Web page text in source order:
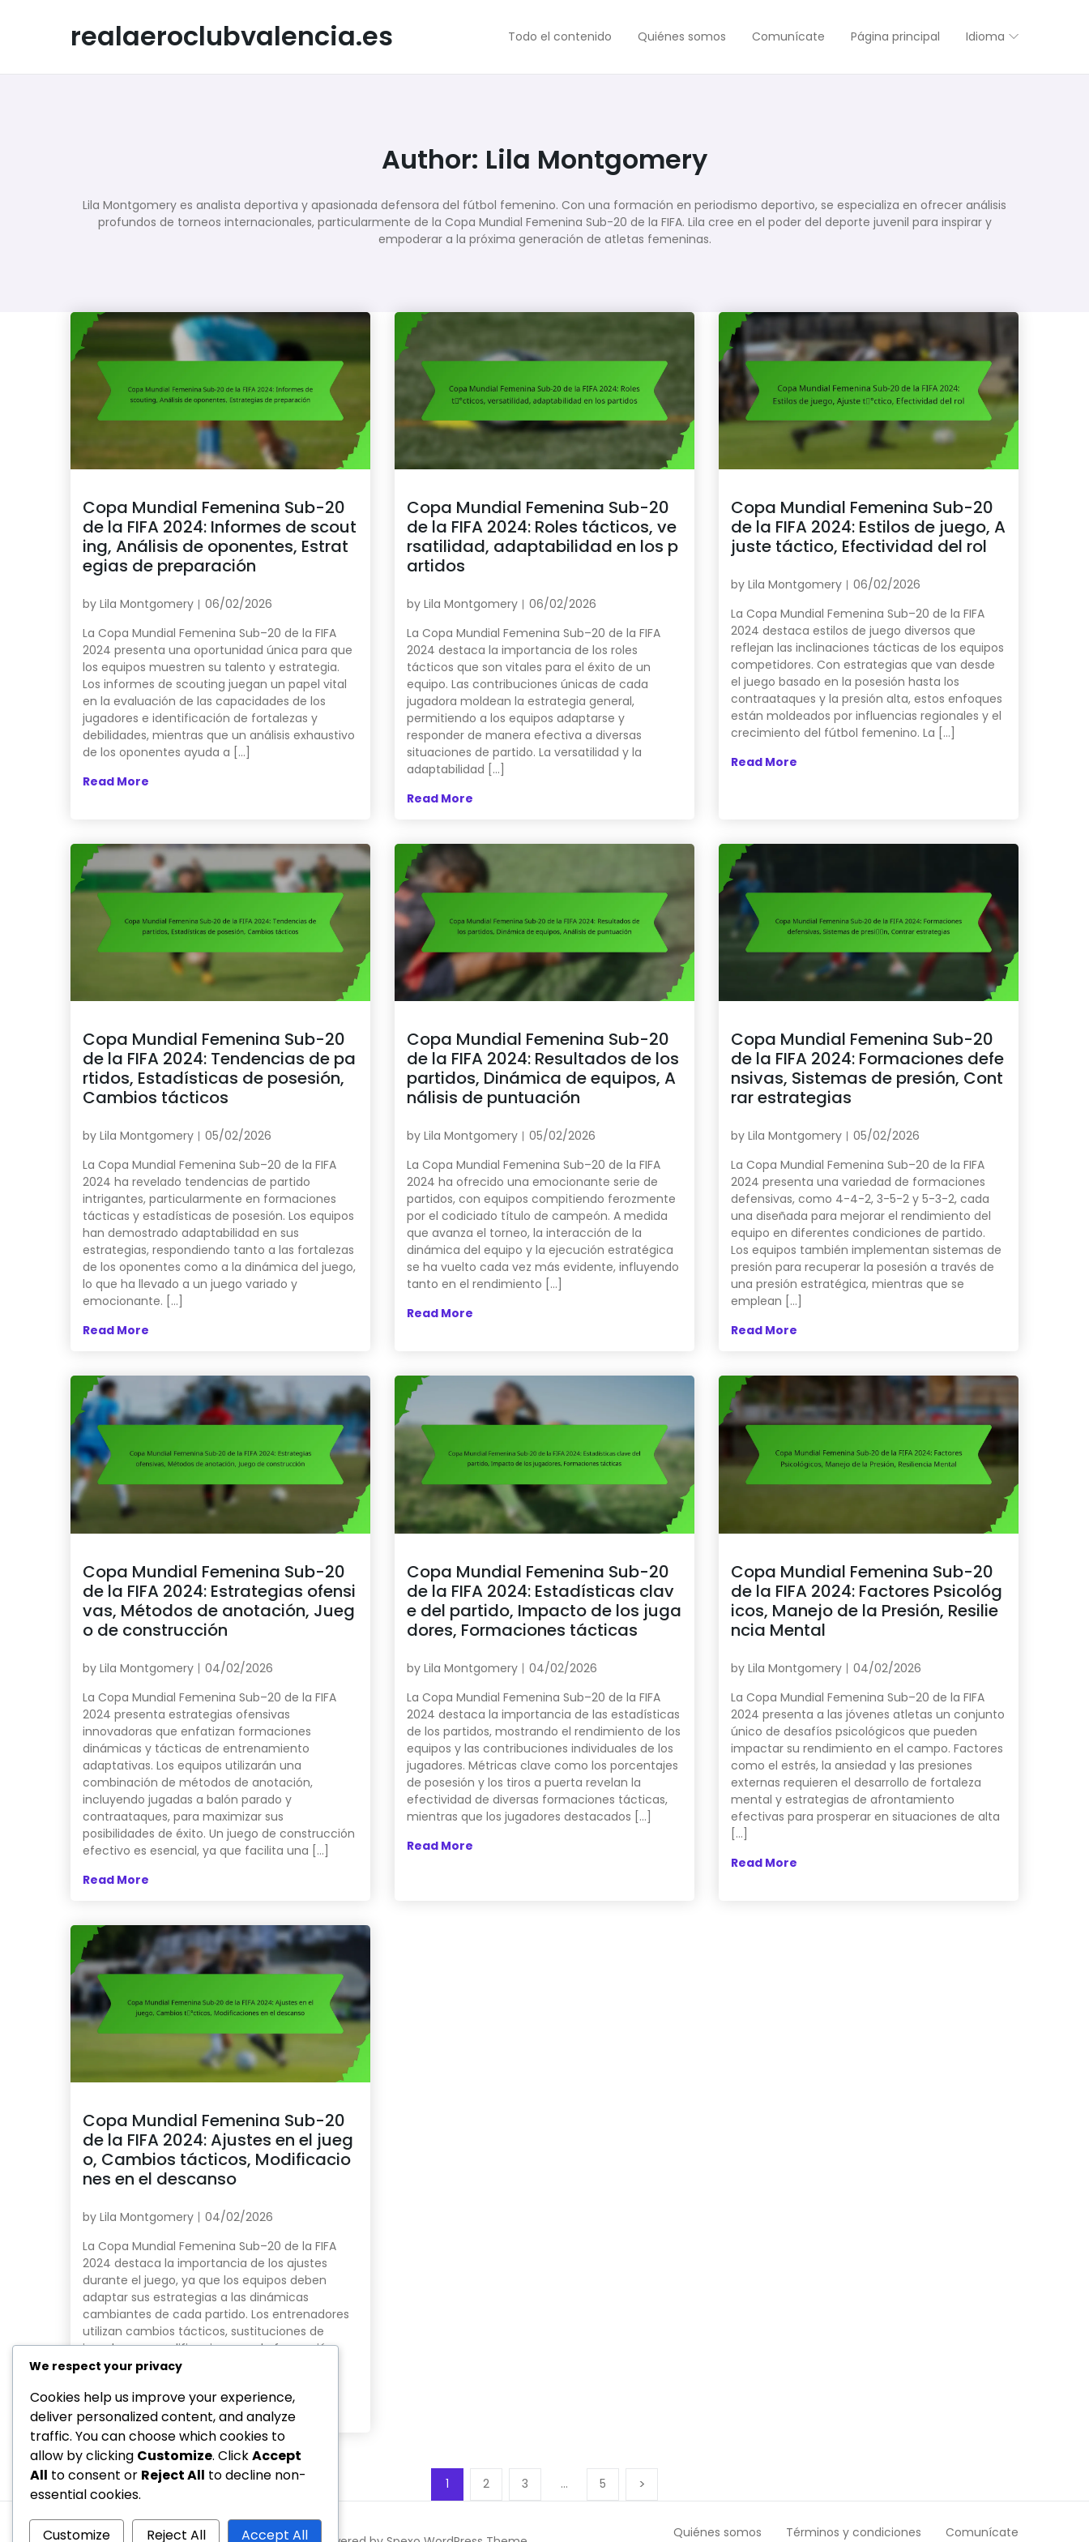
realaeroclubvalencia.es Todo el contenido Quiénes somos Comunícate Página principal Idioma
Author: Lila Montgomery
Lila Montgomery es analista deportiva y apasionada defensora del fútbol femenino. Con una formación en periodismo deportivo, se especializa en ofrecer análisis
profundos de torneos internacionales, particularmente de la Copa Mundial Femenina Sub-20 de la FIFA. Lila cree en el poder del deporte juvenil para inspirar y
empoderar a la próxima generación de atletas femeninas.
Copa Mundial Femenina Sub-20
de la FIFA 2024: Informes de scout
ing, Análisis de oponentes, Estrat
egias de preparación
by Lila Montgomery
06/02/2026
La Copa Mundial Femenina Sub–20 de la FIFA
2024 presenta una oportunidad única para que
los equipos muestren su talento y estrategia.
Los informes de scouting juegan un papel vital
en la evaluación de las capacidades de los
jugadores e identificación de fortalezas y
debilidades, mientras que un análisis exhaustivo
de los oponentes ayuda a […]
Read More
Copa Mundial Femenina Sub-20
de la FIFA 2024: Roles tácticos, ve
rsatilidad, adaptabilidad en los p
artidos
by Lila Montgomery
06/02/2026
La Copa Mundial Femenina Sub–20 de la FIFA
2024 destaca la importancia de los roles
tácticos que son vitales para el éxito de un
equipo. Las contribuciones únicas de cada
jugadora moldean la estrategia general,
permitiendo a los equipos adaptarse y
responder de manera efectiva a diversas
situaciones de partido. La versatilidad y la
adaptabilidad […]
Read More
Copa Mundial Femenina Sub-20
de la FIFA 2024: Estilos de juego, A
juste táctico, Efectividad del rol
by Lila Montgomery
06/02/2026
La Copa Mundial Femenina Sub–20 de la FIFA
2024 destaca estilos de juego diversos que
reflejan las inclinaciones tácticas de los equipos
competidores. Con estrategias que van desde
el juego basado en la posesión hasta los
contraataques y la presión alta, estos enfoques
están moldeados por influencias regionales y el
crecimiento del fútbol femenino. La […]
Read More
Copa Mundial Femenina Sub-20
de la FIFA 2024: Tendencias de pa
rtidos, Estadísticas de posesión,
Cambios tácticos
by Lila Montgomery
05/02/2026
La Copa Mundial Femenina Sub–20 de la FIFA
2024 ha revelado tendencias de partido
intrigantes, particularmente en formaciones
tácticas y estadísticas de posesión. Los equipos
han demostrado adaptabilidad en sus
estrategias, respondiendo tanto a las fortalezas
de los oponentes como a la dinámica del juego,
lo que ha llevado a un juego variado y
emocionante. […]
Read More
Copa Mundial Femenina Sub-20
de la FIFA 2024: Resultados de los
partidos, Dinámica de equipos, A
nálisis de puntuación
by Lila Montgomery
05/02/2026
La Copa Mundial Femenina Sub–20 de la FIFA
2024 ha ofrecido una emocionante serie de
partidos, con equipos compitiendo ferozmente
por el codiciado título de campeón. A medida
que avanza el torneo, la interacción de la
dinámica del equipo y la ejecución estratégica
se ha vuelto cada vez más evidente, influyendo
tanto en el rendimiento […]
Read More
Copa Mundial Femenina Sub-20
de la FIFA 2024: Formaciones defe
nsivas, Sistemas de presión, Cont
rar estrategias
by Lila Montgomery
05/02/2026
La Copa Mundial Femenina Sub–20 de la FIFA
2024 presenta una variedad de formaciones
defensivas, como 4-4-2, 3-5-2 y 5-3-2, cada
una diseñada para mejorar el rendimiento del
equipo en diferentes condiciones de partido.
Los equipos también implementan sistemas de
presión para recuperar la posesión a través de
una presión estratégica, mientras que se
emplean […]
Read More
Copa Mundial Femenina Sub-20
de la FIFA 2024: Estrategias ofensi
vas, Métodos de anotación, Jueg
o de construcción
by Lila Montgomery
04/02/2026
La Copa Mundial Femenina Sub–20 de la FIFA
2024 presenta estrategias ofensivas
innovadoras que enfatizan formaciones
dinámicas y tácticas de entrenamiento
adaptativas. Los equipos utilizarán una
combinación de métodos de anotación,
incluyendo jugadas a balón parado y
contraataques, para maximizar sus
posibilidades de éxito. Un juego de construcción
efectivo es esencial, ya que facilita una […]
Read More
Copa Mundial Femenina Sub-20
de la FIFA 2024: Estadísticas clav
e del partido, Impacto de los juga
dores, Formaciones tácticas
by Lila Montgomery
04/02/2026
La Copa Mundial Femenina Sub–20 de la FIFA
2024 destaca la importancia de las estadísticas
de los partidos, mostrando el rendimiento de los
equipos y las contribuciones individuales de los
jugadores. Métricas clave como los porcentajes
de posesión y los tiros a puerta revelan la
efectividad de diversas formaciones tácticas,
mientras que los jugadores destacados […]
Read More
Copa Mundial Femenina Sub-20
de la FIFA 2024: Factores Psicológ
icos, Manejo de la Presión, Resilie
ncia Mental
by Lila Montgomery
04/02/2026
La Copa Mundial Femenina Sub–20 de la FIFA
2024 presenta a las jóvenes atletas un conjunto
único de desafíos psicológicos que pueden
impactar su rendimiento en el campo. Factores
como el estrés, la ansiedad y las presiones
externas requieren el desarrollo de fortaleza
mental y estrategias de afrontamiento
efectivas para prosperar en situaciones de alta
[…]
Read More
Copa Mundial Femenina Sub-20
de la FIFA 2024: Ajustes en el jueg
o, Cambios tácticos, Modificacio
nes en el descanso
by Lila Montgomery
04/02/2026
La Copa Mundial Femenina Sub–20 de la FIFA
2024 destaca la importancia de los ajustes
durante el juego, ya que los equipos deben
adaptar sus estrategias a las dinámicas
cambiantes de cada partido. Los entrenadores
utilizan cambios tácticos, sustituciones de
jugadoras y modificaciones en la formación
para mejorar el rendimiento y aprovechar las
Read More
1 2 3 … 5
Quiénes somos Términos y condiciones
Comunícate
We respect your privacy
Cookies help us improve your experience,
deliver personalized content, and analyze
traffic. You can choose which cookies to
allow by clicking Customize. ClickAccept
All to consent or Reject All to decline non-
essential cookies.
Customize Reject All Accept All